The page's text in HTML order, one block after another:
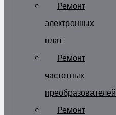
Ремонт
электронных
плат
Ремонт
частотных
преобразователей
Ремонт